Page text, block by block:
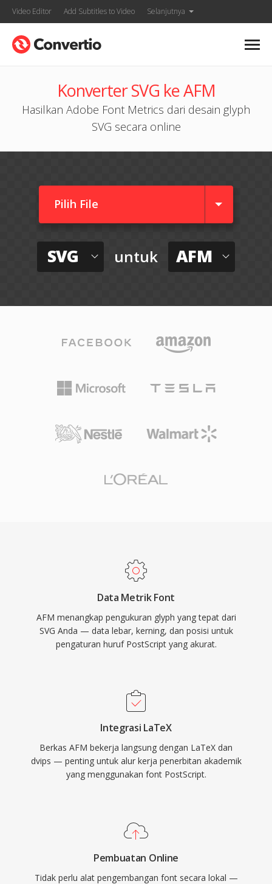
Video Editor Add Subtitles to Video Selanjutnya
Konverter SVG ke AFM
Hasilkan Adobe Font Metrics dari desain glyph
SVG secara online
Pilih File
SVG untuk AFM
Data Metrik Font
AFM menangkap pengukuran glyph yang tepat dari
SVG Anda — data lebar, kerning, dan posisi untuk
pengaturan huruf PostScript yang akurat.
Integrasi LaTeX
Berkas AFM bekerja langsung dengan LaTeX dan
dvips — penting untuk alur kerja penerbitan akademik
yang menggunakan font PostScript.
Pembuatan Online
Tidak perlu alat pengembangan font secara lokal —